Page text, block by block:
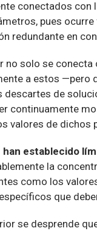
conectados con
pues
redundante en
no solo se
a estos —pero
descartes de
continuamente
valores de dichos
han establecido
la
como los
que
se desprende